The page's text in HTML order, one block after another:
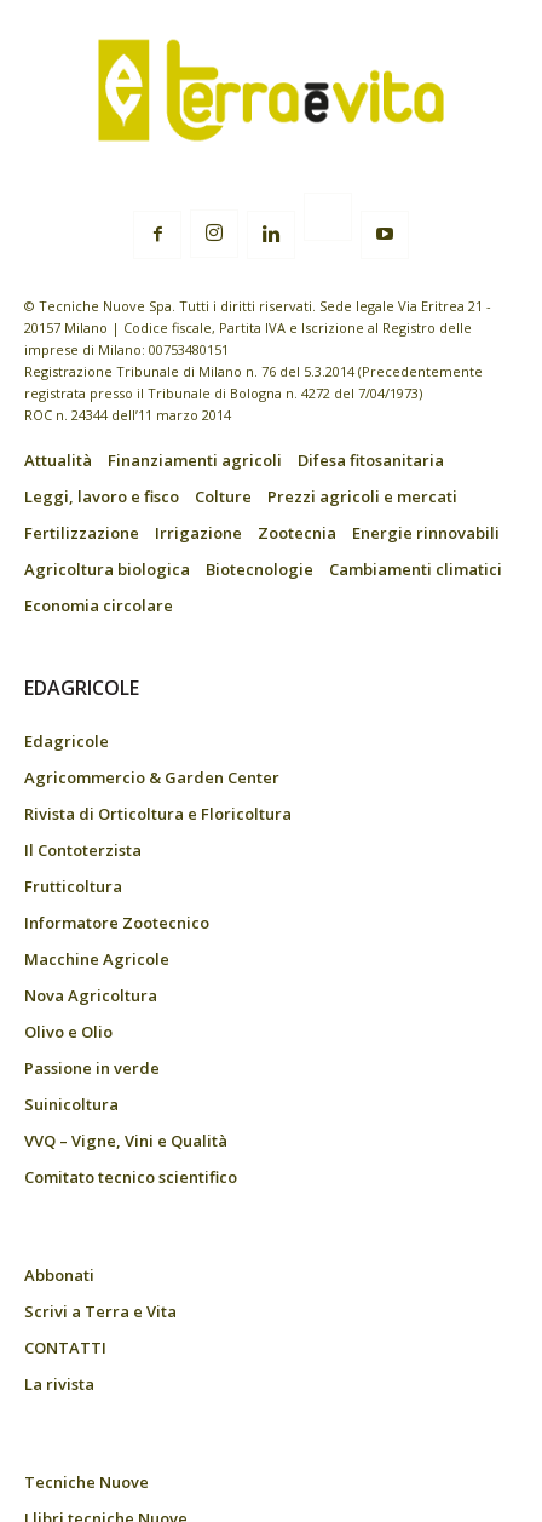
© Tecniche Nuove Spa. Tutti i diritti riservati. Sede legale Via Eritrea 21 -
20157 Milano | Codice fiscale, Partita IVA e Iscrizione al Registro delle
imprese di Milano: 00753480151
Registrazione Tribunale di Milano n. 76 del 5.3.2014 (Precedentemente
registrata presso il Tribunale di Bologna n. 4272 del 7/04/1973)
ROC n. 24344 dell’11 marzo 2014
Attualità Finanziamenti agricoli
Difesa fitosanitaria
Leggi, lavoro e fisco
Colture
Prezzi agricoli e mercati
Fertilizzazione
Irrigazione Zootecnia
Energie rinnovabili
Agricoltura biologica
Biotecnologie
Cambiamenti climatici
Economia circolare
EDAGRICOLE
Edagricole
Agricommercio & Garden Center
Rivista di Orticoltura e Floricoltura
Il Contoterzista
Frutticoltura
Informatore Zootecnico
Macchine Agricole
Nova Agricoltura
Olivo e Olio
Passione in verde
Suinicoltura
VVQ – Vigne, Vini e Qualità
Comitato tecnico scientifico
Abbonati
Scrivi a Terra e Vita
CONTATTI
La rivista
Tecniche Nuove